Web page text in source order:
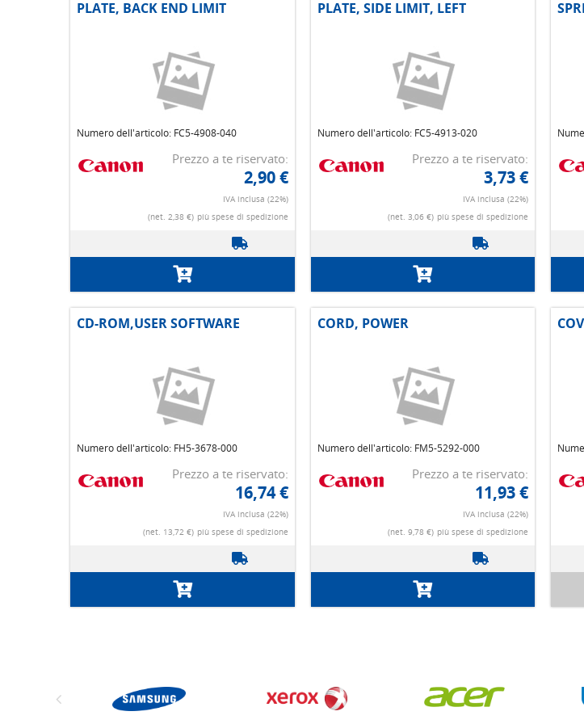
PLATE, BACK END LIMIT
Numero dell'articolo: FC5-4908-040
Prezzo a te riservato:
2,90 €
IVA inclusa (22%)
(net. 2,38 €) più spese di spedizione
PLATE, SIDE LIMIT, LEFT
Numero dell'articolo: FC5-4913-020
Prezzo a te riservato:
3,73 €
IVA inclusa (22%)
(net. 3,06 €) più spese di spedizione
CD-ROM,USER SOFTWARE
Numero dell'articolo: FH5-3678-000
Prezzo a te riservato:
16,74 €
IVA inclusa (22%)
(net. 13,72 €) più spese di spedizione
CORD, POWER
Numero dell'articolo: FM5-5292-000
Prezzo a te riservato:
11,93 €
IVA inclusa (22%)
(net. 9,78 €) più spese di spedizione